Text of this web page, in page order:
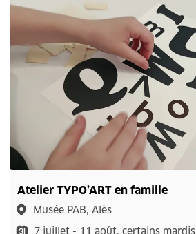
Atelier TYPO’ART en famille
Musée PAB, Alès
7 juillet - 11 août, certains mardis